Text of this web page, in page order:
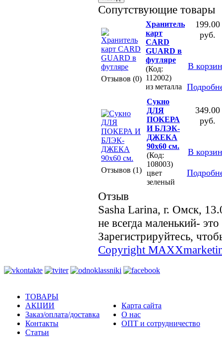
Сопутствующие товары
Отзывов (0)
Хранитель
карт
CARD
GUARD в
футляре
(Код:
112002)
из металла
199.00
руб.
В
Отзывов (1)
Сукно
ДЛЯ
ПОКЕРА
И БЛЭК-
ДЖЕКА
90х60 см.
(Код:
108003)
цвет
зеленый
349.00
руб.
В
Отзыв
Sasha Larina, г. Омск,
не всегда маленький-
Зарегистрируйтесь,
Copyright
ТОВАРЫ
АКЦИИ
Заказ/оплата/доставка
Контакты
Статьи
Карта сайта
О нас
ОПТ и сотрудничество